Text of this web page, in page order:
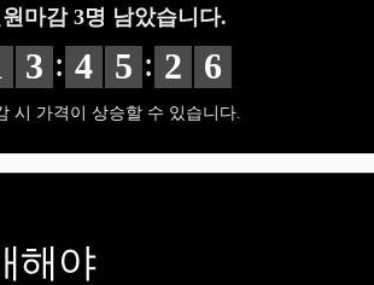
원마감 3명 남았습니다.
3 : 4 5 : 2 5
시 가격이 상승할 수 있습니다.
해야